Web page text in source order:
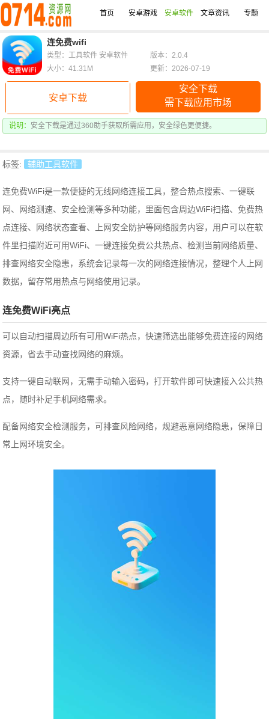
首页 安卓游戏 安卓软件 文章资讯 专题
连免费wifi
安卓下载
安全下载
需下载应用市场
说明： 安全下载是通过360助手获取所需应用，安全绿色更便捷。
类型：工具软件 安卓软件
版本：2.0.4
大小：41.31M
更新：2026-07-19
标签: 辅助工具软件
连免费WiFi是一款便捷的无线网络连接工具，整合热点搜索、一键联
网、网络测速、安全检测等多种功能，里面包含周边WiFi扫描、免费热
点连接、网络状态查看、上网安全防护等网络服务内容，用户可以在软
件里扫描附近可用WiFi、一键连接免费公共热点、检测当前网络质量、
排查网络安全隐患，系统会记录每一次的网络连接情况，整理个人上网
数据，留存常用热点与网络使用记录。
连免费WiFi亮点
可以自动扫描周边所有可用WiFi热点，快速筛选出能够免费连接的网络
资源，省去手动查找网络的麻烦。
支持一键自动联网，无需手动输入密码，打开软件即可快速接入公共热
点，随时补足手机网络需求。
配备网络安全检测服务，可排查风险网络，规避恶意网络隐患，保障日
常上网环境安全。